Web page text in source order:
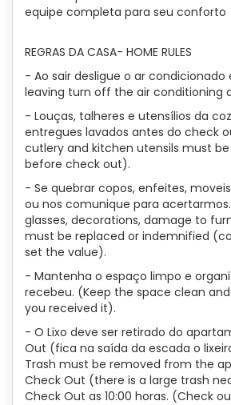
equipe completa para seu conforto
REGRAS DA CASA- HOME RULES
- Ao sair desligue o ar condicionado
leaving turn off the air conditioning
- Louças, talheres e utensílios da
entregues lavados antes do check
cutlery and kitchen utensils must
before check out).
- Se quebrar copos, enfeites,
ou nos comunique para
glasses, decorations, damage to
must be replaced or indemnified
set the value).
- Mantenha o espaço limpo e
recebeu. (Keep the space clean
you received it).
- O Lixo deve ser retirado do
Out (fica na saída da escada o
Trash must be removed from the
Check Out (there is a large trash
Check Out as 10:00 horas. (Check